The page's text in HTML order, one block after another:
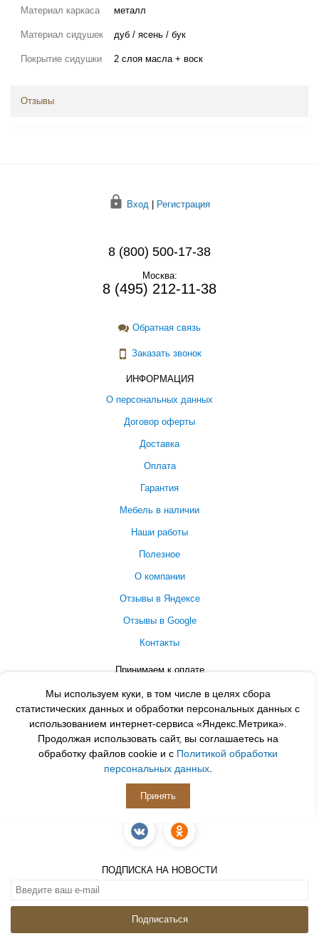
Материал каркаса металл
Материал сидушек дуб / ясень / бук
Покрытие сидушки 2 слоя масла + воск
Отзывы
Мы используем куки, в том числе в целях сбора
статистических данных и обработки персональных данных с
использованием интернет-сервиса «Яндекс.Метрика».
Продолжая использовать сайт, вы соглашаетесь на
обработку файлов cookie и с Политикой обработки
персональных данных.
Принять
Вход | Регистрация
8 (800) 500-17-38
Москва:
8 (495) 212-11-38
Обратная связь
Заказать звонок
ИНФОРМАЦИЯ
О персональных данных
Договор оферты
Доставка
Оплата
Гарантия
Мебель в наличии
Наши работы
Полезное
О компании
Отзывы в Яндексе
Отзывы в Google
Контакты
Принимаем к оплате
ПОДПИСКА НА НОВОСТИ
Подписаться